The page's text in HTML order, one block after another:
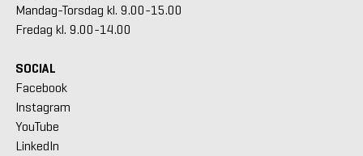
Mandag-Torsdag kl. 9.00-15.00
Fredag kl. 9.00-14.00
SOCIAL
Facebook
Instagram
YouTube
LinkedIn